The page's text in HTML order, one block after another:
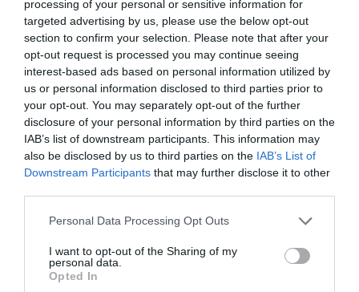
processing of your personal or sensitive information for
targeted advertising by us, please use the below opt-out
section to confirm your selection. Please note that after your
opt-out request is processed you may continue seeing
interest-based ads based on personal information utilized by
us or personal information disclosed to third parties prior to
your opt-out. You may separately opt-out of the further
disclosure of your personal information by third parties on the
IAB’s list of downstream participants. This information may
also be disclosed by us to third parties on the IAB’s List of
Downstream Participants that may further disclose it to other
Personal Data Processing Opt Outs
I want to opt-out of the Sharing of my
personal data.
Opted In
Sverker Nyman
KONSERVATIVA LEDARE
29 julKONSERVATIV
Pinsamt av Norrtelje Tidning
Carl Eos
20 julKONSERVATIV
SD och Tidö avskaffar mängdrabatten för
våldtäkter och andra grova brott –
Socialdemokraterna säger nej
Andrea Kronvall